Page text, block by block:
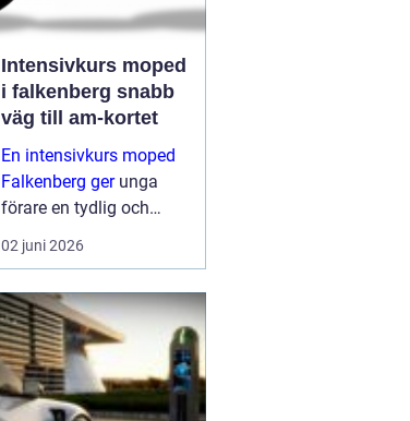
Intensivkurs moped
i falkenberg snabb
väg till am-kortet
En intensivkurs moped
Falkenberg gerunga
förare en tydlig och
fokuserad väg mot AM-
körkortet. I stället för att
över flera månader
samlas teori och
praktiska moment under
ett...
02 juni 2026